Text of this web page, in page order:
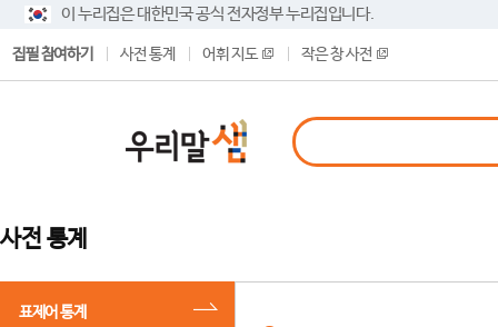
이 누리집은 대한민국 공식 전자정부 누리집입니다.
집필 참여하기 사전 통계 어휘 지도 작은 창 사전
사전 통계
표제어 통계